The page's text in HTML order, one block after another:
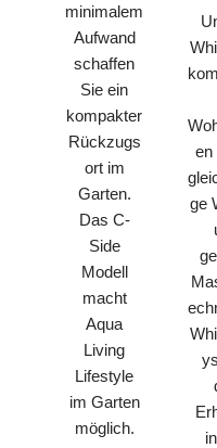
minimalem
Aufwand
schaffen
Sie ein
kompakter
Rückzugs
ort im
Garten.
Das C-
Side
Modell
macht
Aqua
Living
Lifestyle
im Garten
möglich.
en
ge